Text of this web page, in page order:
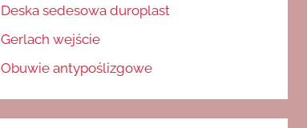
Deska sedesowa duroplast
Gerlach wejście
Obuwie antypoślizgowe